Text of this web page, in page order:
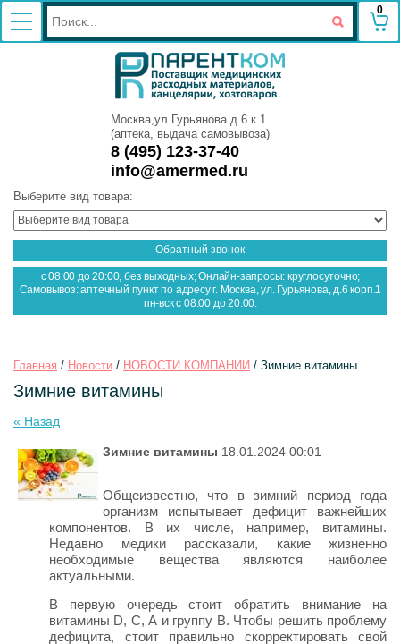
0
Москва,ул.Гурьянова д.6 к.1
(аптека, выдача самовывоза)
8 (495) 123-37-40
info@amermed.ru
Выберите вид товара:
Обратный звонок
с 08:00 до 20:00, без выходных; Онлайн-запросы: круглосуточно;
Самовывоз: аптечный пункт по адресу г. Москва, ул. Гурьянова, д.6 корп.1
пн-вск с 08:00 до 20:00.
Главная / Новости / НОВОСТИ КОМПАНИИ / Зимние витамины
Зимние витамины
« Назад
Зимние витамины 18.01.2024 00:01
Общеизвестно, что в зимний период года
организм испытывает дефицит важнейших
компонентов. В их числе, например, витамины.
Недавно медики рассказали, какие жизненно
необходимые вещества являются наиболее
актуальными.
В первую очередь стоит обратить внимание на
витамины D, С, А и группу В. Чтобы решить проблему
дефицита, стоит правильно скорректировать свой